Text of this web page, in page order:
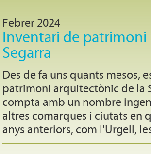
Febrer 2024
Inventari de
Segarra
Des de fa uns quants mesos,
patrimoni arquitectònic de la
compta amb un nombre
altres comarques i ciutats en
anys anteriors, com l'Urgell,